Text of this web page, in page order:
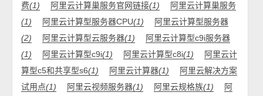
费(1) 阿里云计算巢服务官网链接(1)
阿里云计算巢服务
(1)
阿里云计算型服务器CPU(1)
阿里云计算型服务器
(2)
阿里云计算型云服务器(1)
阿里云计算型c9i服务器
(1)
阿里云计算型c9i(1) 阿里云计算型c8i(1)
阿里云计
算型c5和共享型s6(1) 阿里云计算器(1)
阿里云解决方案
试用点(1) 阿里云视频服务器(1) 阿里云规格族(1)
阿